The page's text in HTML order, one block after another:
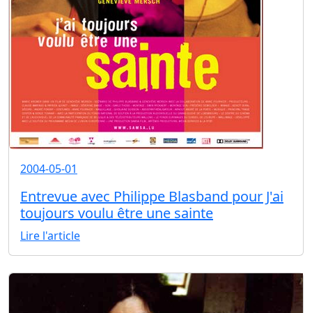
2004-05-01
Entrevue avec Philippe Blasband pour J'ai
toujours voulu être une sainte
Lire l'article